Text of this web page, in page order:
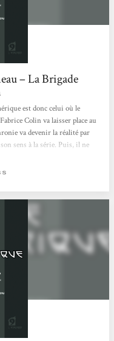
– La Brigade
est donc celui où le
Colin va laisser place au
va devenir la réalité par
sens à la série. Puis, il ne
logiquement que le retour à la